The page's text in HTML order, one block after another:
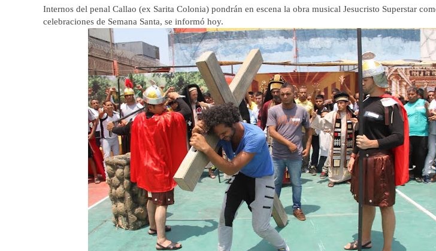
Internos del penal Callao (ex Sarita Colonia) pondrán en escena la obra musical Jesucristo Superstar
celebraciones de Semana Santa, se informó hoy.